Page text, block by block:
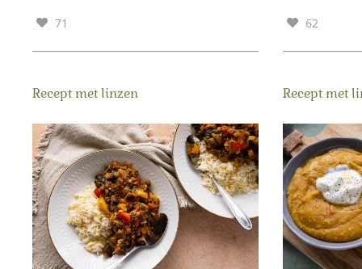
71 62
Recept met linzen Recept met